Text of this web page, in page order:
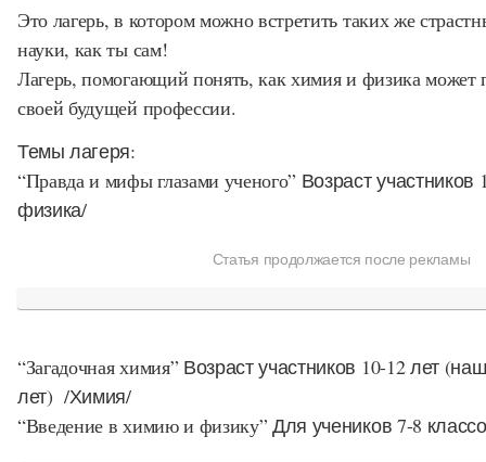
Это лагерь, в котором можно встретить таких же
науки, как ты сам!
Лагерь, помогающий понять, как химия и физика может
своей будущей профессии.
Темы лагеря:
“Правда и мифы глазами ученого” Возраст
физика/
Статья продолжается после рекламы
“Загадочная химия” Возраст участников 10-12 лет
лет) /Химия/
“Введение в химию и физику”Для учеников 7-8